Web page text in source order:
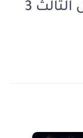
رواية جثة قاصر الفصل الثالث 3